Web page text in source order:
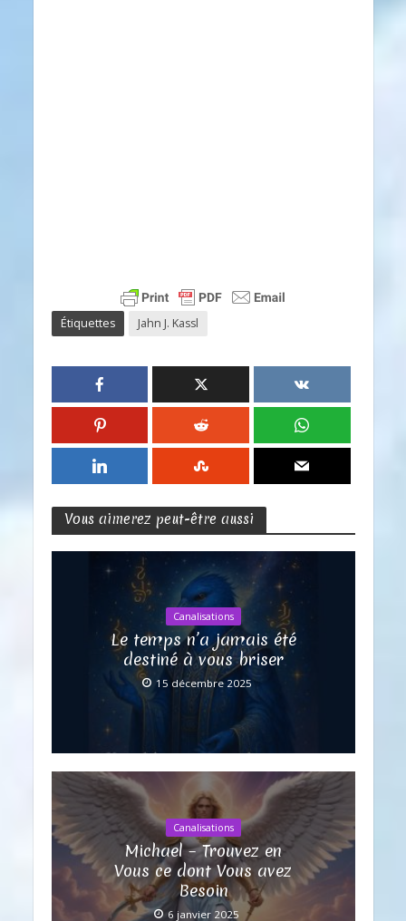
Étiquettes Jahn J. Kassl
Vous aimerez peut-être aussi
Canalisations
Le temps n’a jamais été
destiné à vous briser
15 décembre 2025
Canalisations
Michael – Trouvez en
Vous ce dont Vous avez
Besoin
6 janvier 2025